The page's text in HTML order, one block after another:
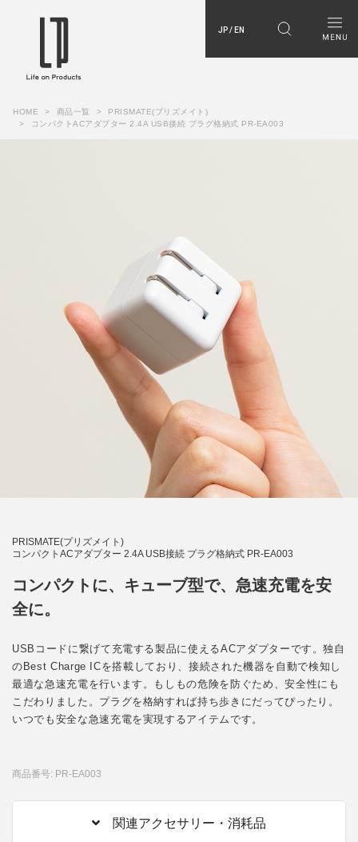
JP / EN
HOME 商品一覧
PRISMATE(プリズメイト)
コンパクトACアダプター 2.4A USB接続 プラグ格納式 PR-EA003
PRISMATE(プリズメイト)
コンパクトACアダプター 2.4A USB接続 プラグ格納式 PR-EA003
コンパクトに、キューブ型で、急速充電を安
全に。
USBコードに繋げて充電する製品に使えるACアダプターです。独自
のBest Charge ICを搭載しており、接続された機器を自動で検知し
最適な急速充電を行います。もしもの危険を防ぐため、安全性にも
こだわりました。プラグを格納すれば持ち歩きにだってぴったり。
いつでも安全な急速充電を実現するアイテムです。
商品番号: PR-EA003
関連アクセサリー・消耗品